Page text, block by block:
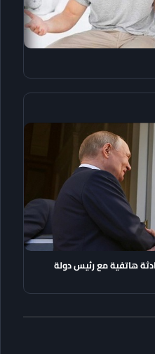
هاتفية مع رئيس دولة